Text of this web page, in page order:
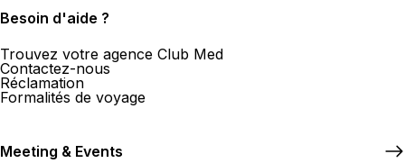
Besoin d'aide ?
Trouvez votre agence Club Med
Contactez-nous
Réclamation
Formalités de voyage
Meeting & Events